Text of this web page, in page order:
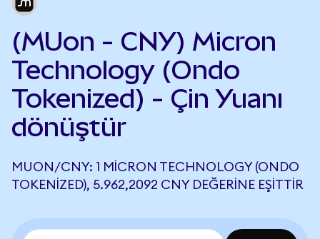
(MUon - CNY) Micron
Technology (Ondo
Tokenized) - Çin Yuanı
dönüştür
MUON/CNY: 1 MICRON TECHNOLOGY (ONDO
TOKENIZED), 5.962,2092 CNY DEĞERINE EŞITTIR